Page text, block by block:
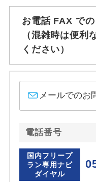
お電話 FAX で
（混雑時は便利
ください）
メールでのお
電話番号
国内フリープ
ラン専用ナビ
ダイヤル